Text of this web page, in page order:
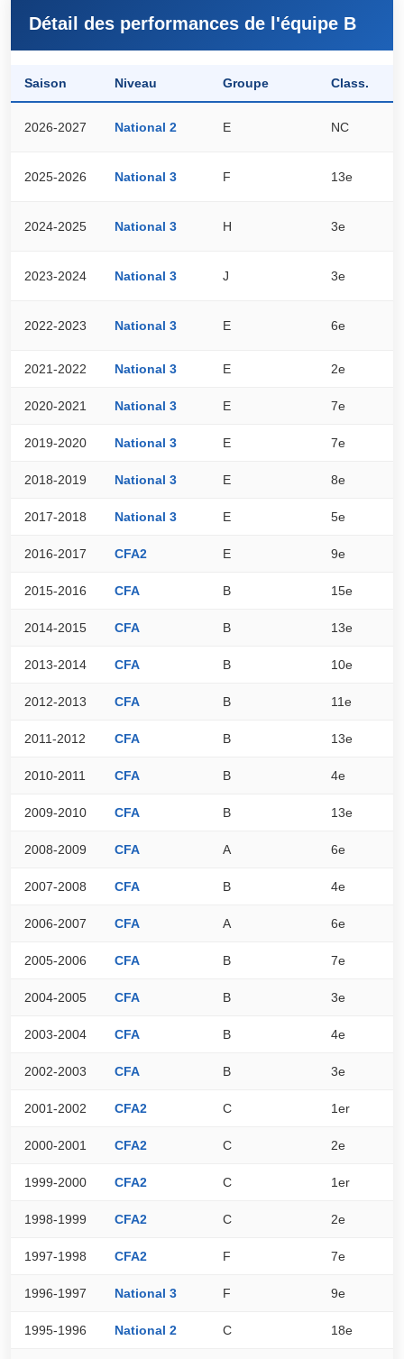
Détail des performances de l'équipe B
Saison Niveau Groupe Class.
2026-2027 National 2 E NC
2025-2026 National 3 F 13e
2024-2025 National 3 H 3e
2023-2024 National 3 J 3e
2022-2023 National 3 E 6e
2021-2022 National 3 E 2e
2020-2021 National 3 E 7e
2019-2020 National 3 E 7e
2018-2019 National 3 E 8e
2017-2018 National 3 E 5e
2016-2017 CFA2 E 9e
2015-2016 CFA B 15e
2014-2015 CFA B 13e
2013-2014 CFA B 10e
2012-2013 CFA B 11e
2011-2012 CFA B 13e
2010-2011 CFA B 4e
2009-2010 CFA B 13e
2008-2009 CFA A 6e
2007-2008 CFA B 4e
2006-2007 CFA A 6e
2005-2006 CFA B 7e
2004-2005 CFA B 3e
2003-2004 CFA B 4e
2002-2003 CFA B 3e
2001-2002 CFA2 C 1er
2000-2001 CFA2 C 2e
1999-2000 CFA2 C 1er
1998-1999 CFA2 C 2e
1997-1998 CFA2 F 7e
1996-1997 National 3 F 9e
1995-1996 National 2 C 18e